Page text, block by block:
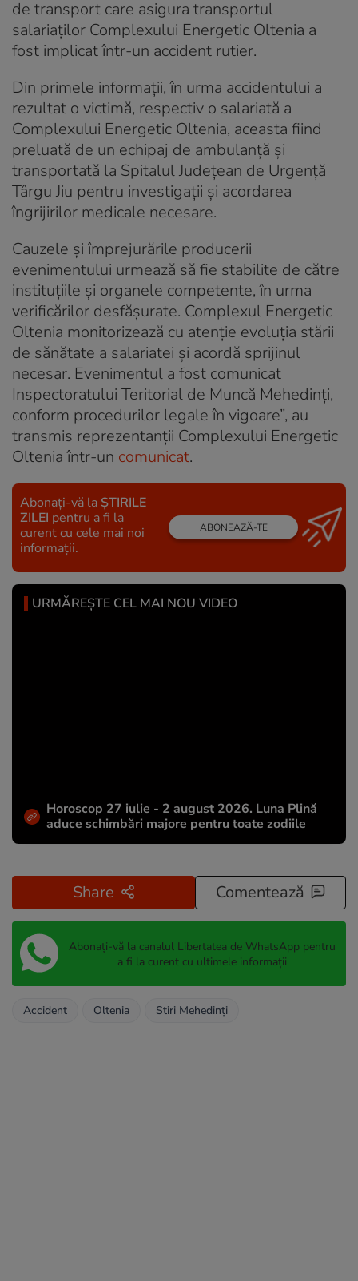
de transport care asigura transportul
salariaților Complexului Energetic Oltenia a
fost implicat într-un accident rutier.
Din primele informații, în urma accidentului a
rezultat o victimă, respectiv o salariată a
Complexului Energetic Oltenia, aceasta fiind
preluată de un echipaj de ambulanță și
transportată la Spitalul Județean de Urgență
Târgu Jiu pentru investigații și acordarea
îngrijirilor medicale necesare.
Cauzele și împrejurările producerii
evenimentului urmează să fie stabilite de către
instituțiile și organele competente, în urma
verificărilor desfășurate. Complexul Energetic
Oltenia monitorizează cu atenție evoluția stării
de sănătate a salariatei și acordă sprijinul
necesar. Evenimentul a fost comunicat
Inspectoratului Teritorial de Muncă Mehedinți,
conform procedurilor legale în vigoare”, au
transmis reprezentanții Complexului Energetic
Oltenia într-un comunicat.
Abonați-vă la ȘTIRILE
ZILEI pentru a fi la
curent cu cele mai noi
informații.
ABONEAZĂ-TE
URMĂREȘTE CEL MAI NOU VIDEO
Horoscop 27 iulie - 2 august 2026. Luna Plină
aduce schimbări majore pentru toate zodiile
Share Comentează
Abonați-vă la canalul Libertatea de WhatsApp pentru
a fi la curent cu ultimele informații
Accident Oltenia Stiri Mehedinți